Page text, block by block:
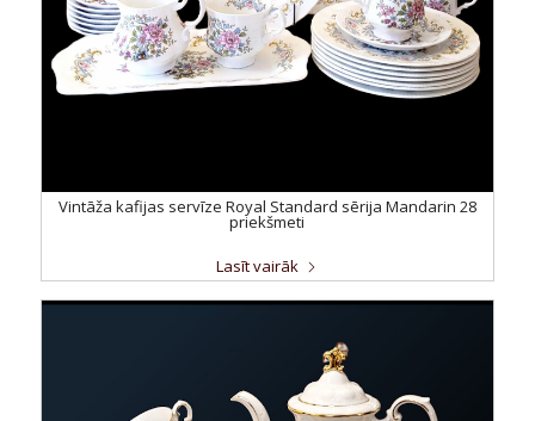
Vintāža kafijas servīze Royal Standard sērija Mandarin 28
priekšmeti
Lasīt vairāk